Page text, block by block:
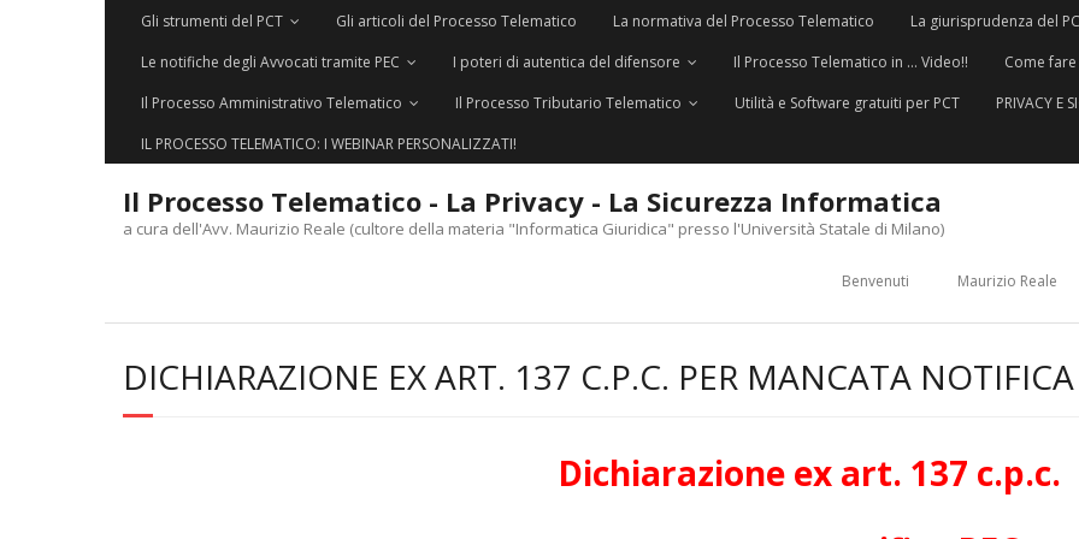
Gli strumenti del PCT Gli articoli del Processo Telematico La normativa del Processo Telematico
La giurisprudenza del
Le notifiche degli Avvocati tramite PEC
I poteri di autentica del difensore Il Processo Telematico in … Video!!
Come
Il Processo Amministrativo Telematico
Il Processo Tributario Telematico Utilità e Software gratuiti per PCT
PRIVACY E
IL PROCESSO TELEMATICO: I WEBINAR PERSONALIZZATI!
Il Processo Telematico - La Privacy - La Sicurezza Informatica
a cura dell'Avv. Maurizio Reale (cultore della materia "Informatica Giuridica" presso l'Università Statale di Milano)
Benvenuti Maurizio Reale
DICHIARAZIONE EX ART. 137 C.P.C. PER MANCATA
Dichiarazione ex art. 137 c.p.c.